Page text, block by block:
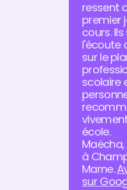
ressent
premier
cours.
l'écoute
sur le
scolaire
école.
à
Marne.
sur